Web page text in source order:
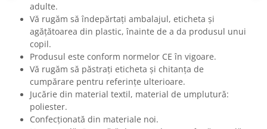
adulte.
Vă rugăm să îndepărtaţi ambalajul, eticheta şi
agăţătoarea din plastic, înainte de a da produsul unui
copil.
Produsul este conform normelor CE în vigoare.
Vă rugăm să păstraţi eticheta şi chitanţa de
cumpărare pentru referinţe ulterioare.
Jucărie din material textil, material de umplutură:
poliester.
Confecţionată din materiale noi.